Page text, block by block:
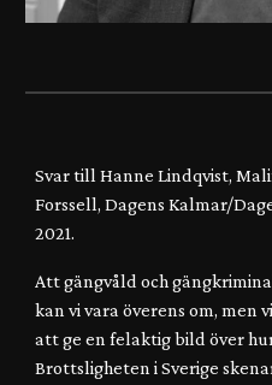
Svar till Hanne Lindqvist,
Forssell, Dagens Kalmar/
2021.
Att gängvåld och
kan vi vara överens om, men
att ge en felaktig bild över
Brottsligheten i Sverige